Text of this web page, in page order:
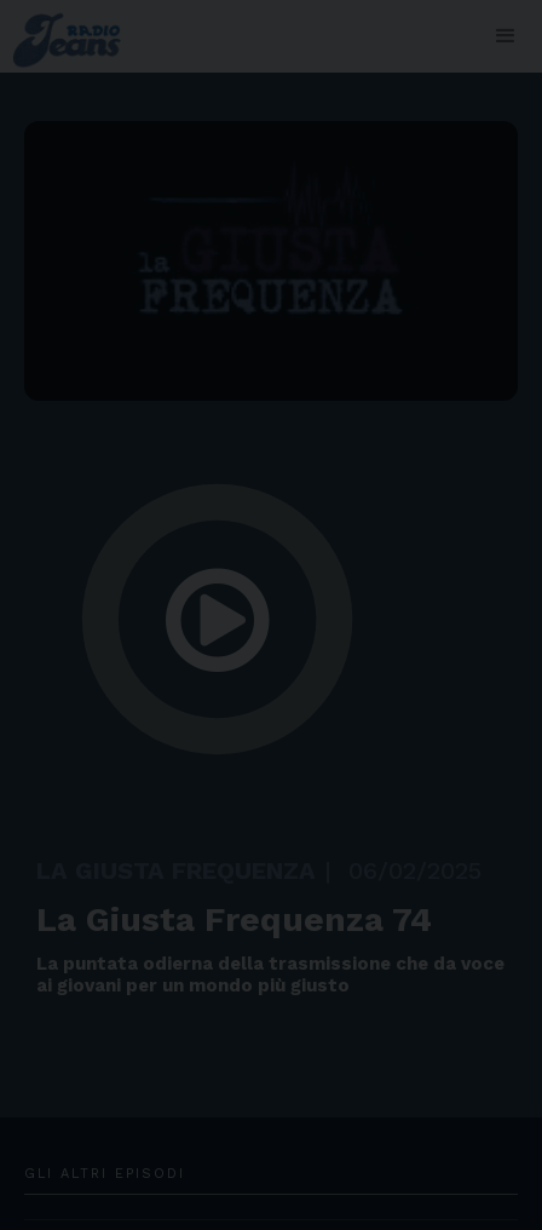
La Giusta Frequenza 74
La puntata odierna della trasmissione che da voce
ai giovani per un mondo più giusto
GLI ALTRI EPISODI